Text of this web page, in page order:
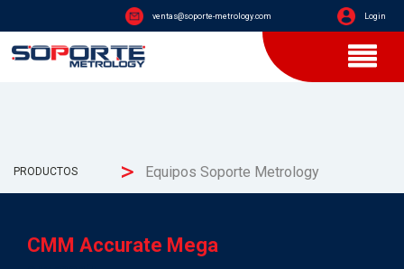
ventas@soporte-metrology.com Login
PRODUCTOS > Equipos Soporte Metrology
CMM Accurate Mega